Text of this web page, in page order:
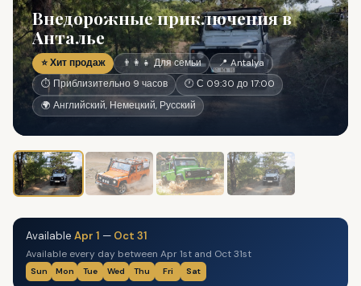
Внедорожные приключения в
Анталье
⭐ Хит продаж 👨‍👩‍👧 Для семьи
📍 Antalya
⏱ Приблизительно 9 часов
🕐 С 09:30 до 17:00
🌍 Английский, Немецкий, Русский
Available Apr 1 — Oct 31
Available every day between Apr 1st and Oct 31st
Sun Mon Tue Wed Thu Fri Sat